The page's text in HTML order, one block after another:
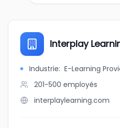
Interplay
Industrie: E-Learning
201-500 employés
interplaylearning.com